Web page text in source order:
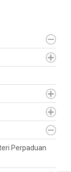
Perpaduan